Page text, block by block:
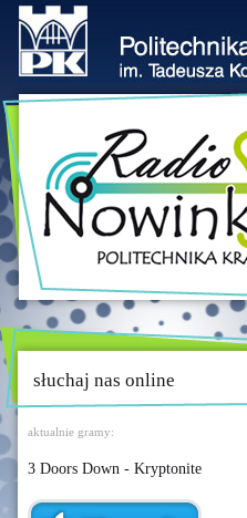
słuchaj nas online
aktualnie gramy:
3 Doors Down - Kryptonite